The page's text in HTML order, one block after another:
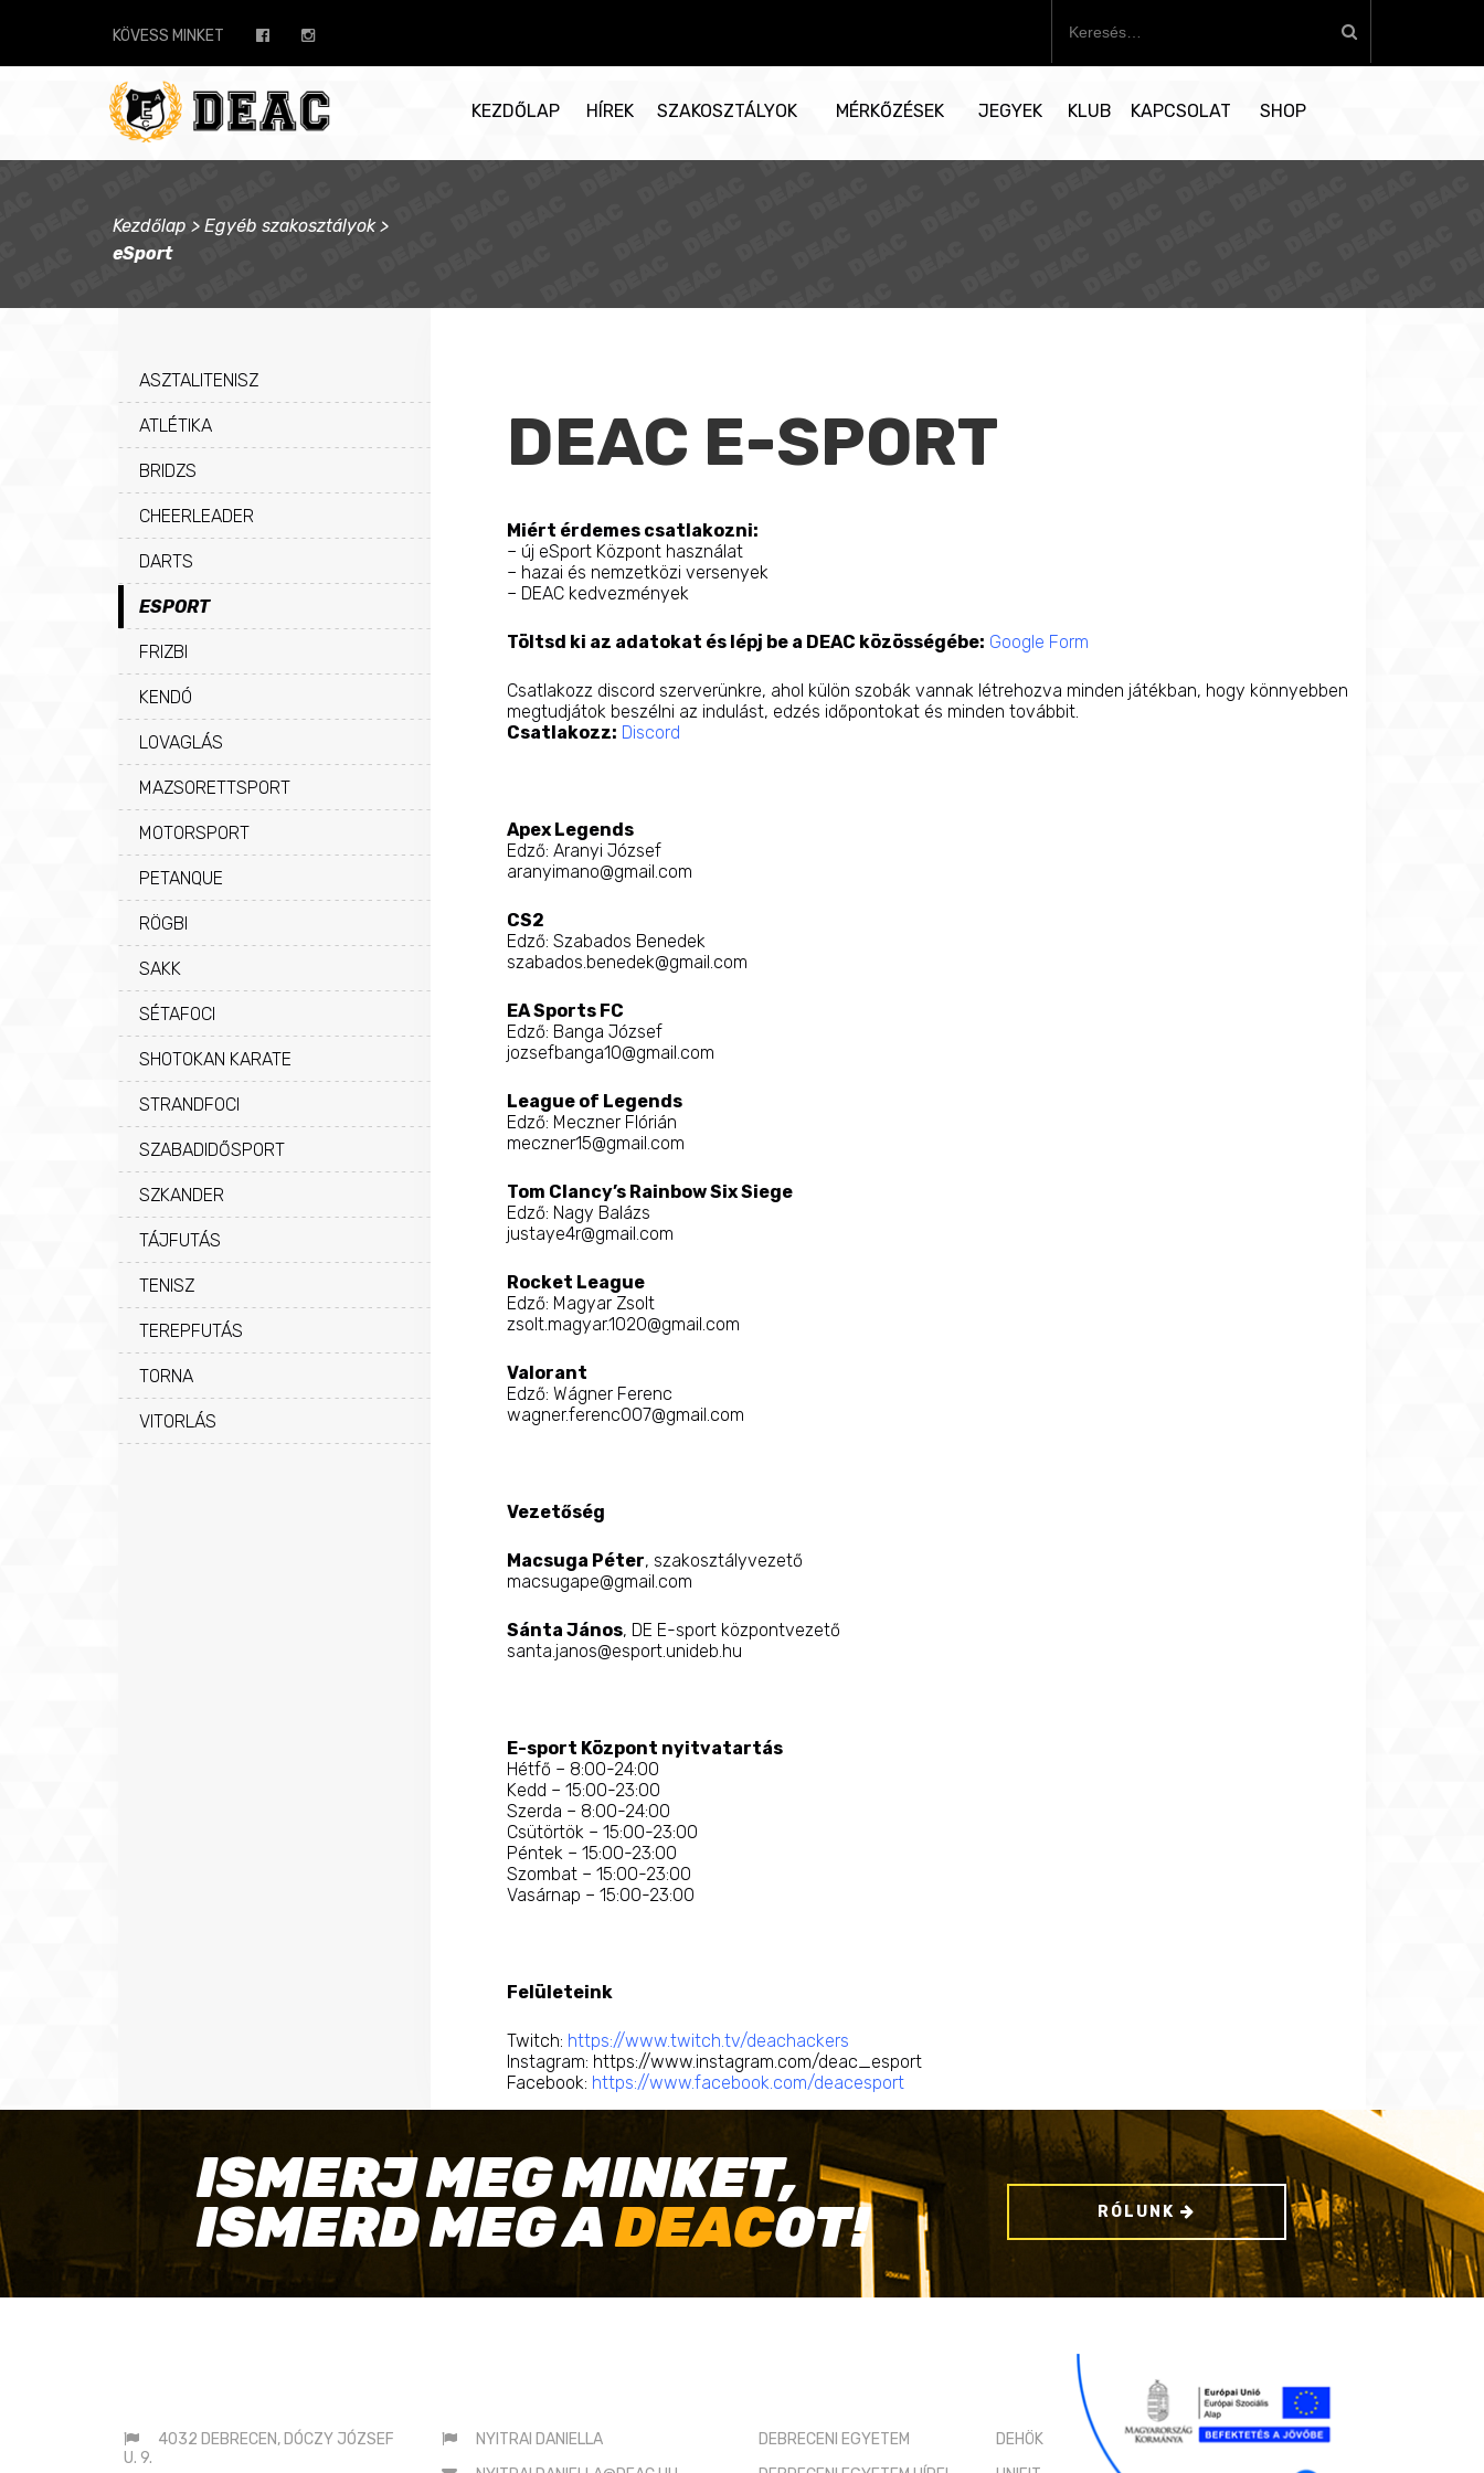
KÖVESS MINKET
r
KEZDŐLAP HÍREK SZAKOSZTÁLYOK MÉRKŐZÉSEK JEGYEK KLUB KAPCSOLAT SHOP
Kezdőlap > Egyéb szakosztályok >
eSport
ASZTALITENISZ
ATLÉTIKA
BRIDZS
CHEERLEADER
DARTS
ESPORT
FRIZBI
KENDÓ
LOVAGLÁS
MAZSORETTSPORT
MOTORSPORT
PETANQUE
RÖGBI
SAKK
SÉTAFOCI
SHOTOKAN KARATE
STRANDFOCI
SZABADIDŐSPORT
SZKANDER
TÁJFUTÁS
TENISZ
TEREPFUTÁS
TORNA
VITORLÁS
DEAC E-SPORT
Miért érdemes csatlakozni:
– új eSport Központ használat
– hazai és nemzetközi versenyek
– DEAC kedvezmények
Töltsd ki az adatokat és lépj be a DEAC közösségébe: Google Form
Csatlakozz discord szerverünkre, ahol külön szobák vannak létrehozva minden játékban, hogy könnyebben
megtudjátok beszélni az indulást, edzés időpontokat és minden továbbit.
Csatlakozz: Discord
Apex Legends
Edző: Aranyi József
aranyimano@gmail.com
CS2
Edző: Szabados Benedek
szabados.benedek@gmail.com
EA Sports FC
Edző: Banga József
jozsefbanga10@gmail.com
League of Legends
Edző: Meczner Flórián
meczner15@gmail.com
Tom Clancy’s Rainbow Six Siege
Edző: Nagy Balázs
justaye4r@gmail.com
Rocket League
Edző: Magyar Zsolt
zsolt.magyar.1020@gmail.com
Valorant
Edző: Wágner Ferenc
wagner.ferenc007@gmail.com
Vezetőség
Macsuga Péter, szakosztályvezető
macsugape@gmail.com
Sánta János, DE E-sport központvezető
santa.janos@esport.unideb.hu
E-sport Központ nyitvatartás
Hétfő – 8:00-24:00
Kedd – 15:00-23:00
Szerda – 8:00-24:00
Csütörtök – 15:00-23:00
Péntek – 15:00-23:00
Szombat – 15:00-23:00
Vasárnap – 15:00-23:00
Felületeink
Twitch: https://www.twitch.tv/deachackers
Instagram: https://www.instagram.com/deac_esport
Facebook: https://www.facebook.com/deacesport
ISMERJ MEG MINKET,
ISMERD MEG ADEACOT! RÓLUNK
4032 DEBRECEN, DÓCZY JÓZSEF
U. 9.
NYITRAI DANIELLA
DEBRECENI EGYETEM
DEHÖK